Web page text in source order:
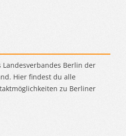
Landesverbandes Berlin der
Hier findest du alle
zu Berliner